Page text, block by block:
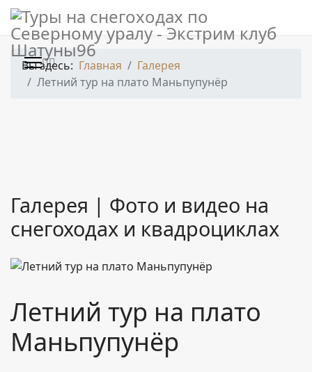
Контакты
Ленина 52
+7 (912) 279 67 96
shatuny96@yandex.ru
Вы здесь: Главная
Галерея
Летний тур на плато Маньпупунёр
Галерея | Фото и видео на
снегоходах и квадроциклах
Летний тур на плато
Маньпупунёр